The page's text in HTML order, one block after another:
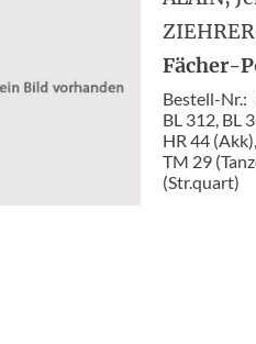
ZIEHRER
Fächer-
Bestell-Nr.:
BL 312, BL
HR 44
TM 29
(Str.quart)